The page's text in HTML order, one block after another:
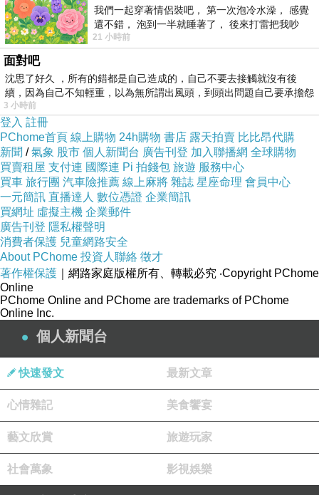
我們一起穿著情侶裝吧， 第一次泡冷水澡， 感覺
還不錯， 泡到一半就睡著了， 後來打雷把我吵
醒， 手
21 小時前
面對吧
沈思了好久 ，所有的錯都是自己造成的，自己不要去接觸就沒有後
續，因為自己不知輕重，以為無所謂出風頭，到頭出問題自己要承擔怨
不
3 小時前
登入 註冊
PChome首頁 線上購物 24h購物 書店 露天拍賣 比比昂代購
新聞 /氣象 股市 個人新聞台 廣告刊登 加入聯播網 全球購物
買賣租屋 支付連 國際連 Pi 拍錢包 旅遊 服務中心
買車 旅行團 汽車險推薦 線上麻將 雜誌 星座命理 會員中心
一元簡訊 直播達人 數位憑證 企業簡訊
買網址 虛擬主機 企業郵件
廣告刊登 隱私權聲明
消費者保護 兒童網路安全
About PChome 投資人聯絡 徵才
著作權保護 ｜網路家庭版權所有、轉載必究 ‧Copyright PChome
Online
PChome Online and PChome are trademarks of PChome
Online Inc.
個人新聞台
快速發文 最新文章
心情雜記 美食饗宴
藝文欣賞 旅遊玩家
社會萬象 影視娛樂